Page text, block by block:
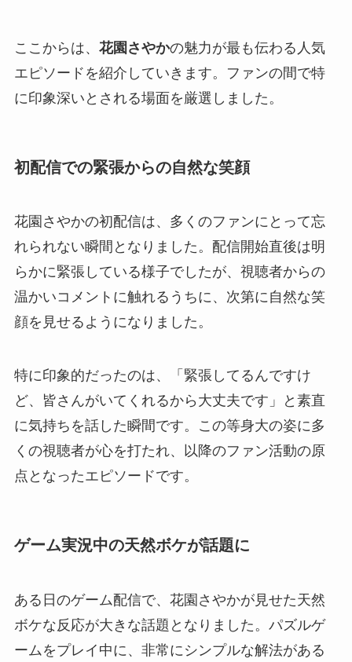
ここからは、 花園さやかの魅力が最も伝わる人気
エピソードを紹介していきます。ファンの間で特
に印象深いとされる場面を厳選しました。
初配信での緊張からの自然な笑顔
花園さやかの初配信は、多くのファンにとって忘
れられない瞬間となりました。配信開始直後は明
らかに緊張している様子でしたが、視聴者からの
温かいコメントに触れるうちに、次第に自然な笑
顔を見せるようになりました。
特に印象的だったのは、「緊張してるんですけ
ど、皆さんがいてくれるから大丈夫です」と素直
に気持ちを話した瞬間です。この等身大の姿に多
くの視聴者が心を打たれ、以降のファン活動の原
点となったエピソードです。
ゲーム実況中の天然ボケが話題に
ある日のゲーム配信で、花園さやかが見せた天然
ボケな反応が大きな話題となりました。パズルゲ
ームをプレイ中に、非常にシンプルな解法がある